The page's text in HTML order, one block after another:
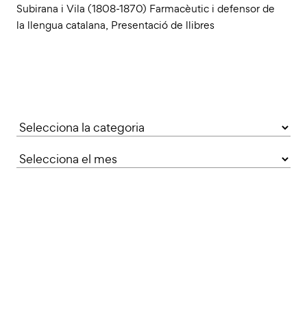
Subirana i Vila (1808-1870) Farmacèutic i defensor de
la llengua catalana, Presentació de llibres
Categories